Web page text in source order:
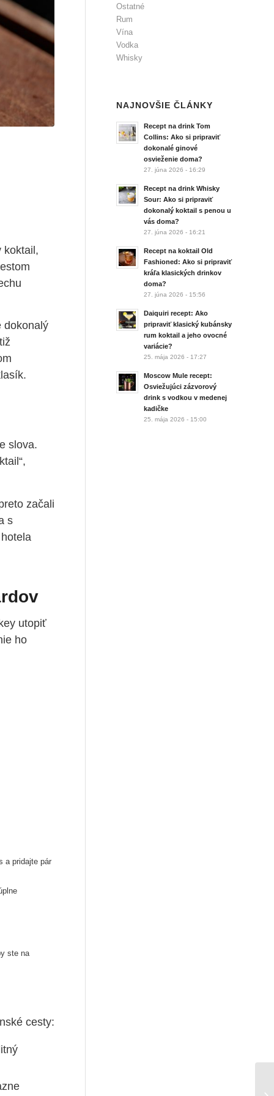
koktail,
dokonalý
slova.
začali
s
utopiť
ho
a pridajte pár
ste na
cesty:
Ostatné
Rum
Vína
Vodka
Whisky
NAJNOVŠIE ČLÁNKY
Recept na drink Tom
Collins: Ako si pripraviť
dokonalé ginové
osvieženie doma?
27. júna 2026 - 16:29
Recept na drink Whisky
Sour: Ako si pripraviť
dokonalý koktail s penou u
vás doma?
27. júna 2026 - 16:21
Recept na koktail Old
Fashioned: Ako si pripraviť
kráľa klasických drinkov
doma?
27. júna 2026 - 15:56
Daiquiri recept: Ako
pripraviť klasický kubánsky
rum koktail a jeho ovocné
variácie?
25. mája 2026 - 17:27
Moscow Mule recept:
Osviežujúci zázvorový
drink s vodkou v medenej
kadičke
25. mája 2026 - 15:00